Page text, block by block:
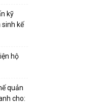
kỹ
kế
hộ
quản
cho: